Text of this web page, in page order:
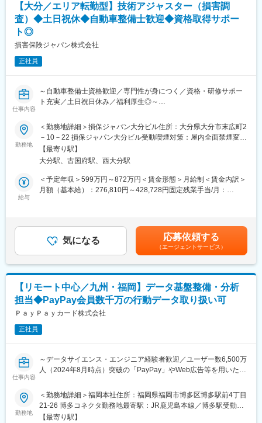
会社としての研修だけでなく、先輩社員から勉強会やアドバイス
をいただきながら、切磋琢磨できる環境です。
ー職や管理職への昇進の道が開けています。また、専門的な知識
を深めるための研修制度や資格取得支援制度も充実しており、自
■魅力：
・SOMPOグループの安定基盤があり、腰を据えて長期的に働ける
・誰しもが慣れない交通事故の状況下で、事故を解決に導き、保
険金という形でお客様に貢献できるお仕事です。
・事故解決のプロフェッショナルとして活躍できるよう、入社か
らその後も、さまざまな力を身につけ、磨き、高め続けられる環
境が整っています。
・年間休日120日（土日祝）／所定労働時間09:00～17:00とワー
クライフバランスの取りやすい環境です。
sp/adjuster/img/adjuster.pdf
【大分／エリア転勤型】技術アジャスター（損害調
査）◆土日祝休◆自動車整備士歓迎◆資格取得サポー
ト◎
損害保険ジャパン株式会社
正社員
仕事内容
～自動車整備士資格歓迎／専門性が身につく／資格・研修サポー
ト充実／土日祝日休み／福利厚生◎～
入社後は技術アジャスター資格取得後、保険金サービス部門で、
自動車の損害調査・示談交渉をお任せします。
■職務詳細：
１．自動車損害調査
整備工場と修理範囲や修理計画・金額に関する折衝を行います。
また、事故の事案担当者へ自動車調査結果に関する情報提供を行
い、スムーズな解決に向けて支援を行います。
解決していきます。
■育成体制：
技術アジャスター資格取得に向けて、自動車工学や関係法令、自
見習技術アジャスター資格を取得後は徐々に実務をキャッチアッ
プいただきながら、初級、３級、２級と上位の資格取得を目指
し、アジャスターとしてのスキルを高められます。
会社としての研修だけでなく、先輩社員から勉強会やアドバイス
をいただきながら、切磋琢磨できる環境です。
■キャリアパス：
技術アジャスターとしての経験を積むことで、将来的にはリーダ
ー職や管理職への昇進の道が開けています。また、専門的な知識
を深めるための研修制度や資格取得支援制度も充実しており、自
己成長を図ることができます。キャリアアップを目指す方にとっ
■魅力：
・SOMPOグループの安定基盤があり、腰を据えて長期的に働ける
環境です。
勤務地
＜勤務地詳細＞損保ジャパン大分ビル住所：大分県大分市末広町2
－10－22 損保ジャパン大分ビル受動喫煙対策：屋内全面禁煙変更
の範囲：会社の定める事業所（リモートワーク含む）
【最寄り駅】
大分駅、古国府駅、西大分駅
給与
＜予定年収＞599万円～872万円＜賃金形態＞月給制＜賃金内訳＞
月額（基本給）：276,810円～428,728円固定残業手当/月：
賞与：年2回（会社業績、評価による）■昇給：あり※賃金はあく
までも目安の金額であり、選考を通じて上下する可能性がありま
す。※各種手当てを規程に従い支給※技術アジャスター資格保有者
は優遇します。※超過した時間外労働の残業時間代は追加支給賃金
はあくまでも目安の金額であり、選考を通じて上下する可能性が
あります。月給(月額)は固定手当を含めた表記です。
気になる 応募依頼する
（エージェントサービス）
【リモート中心／九州・福岡】データ基盤整備・分析
担当◆PayPay会員数千万の行動データ取り扱い可
ＰａｙＰａｙカード株式会社
正社員
仕事内容
～データサイエンス・エンジニア経験者歓迎／ユーザー数6,500万
人（2024年8月時点）突破の「PayPay」やWeb広告等を用いた分
当社では、PayPayミニアプリ上のクレジットというQR決済・
PayPayカードの会員獲得、利用促進の2つの領域でのプロモーシ
ョン展開を含むマーケティング活動を全般的に実施しています。
勤務地
＜勤務地詳細＞福岡本社住所：福岡県福岡市博多区博多駅前4丁目
21-26 博多コネクタ勤務地最寄駅：JR鹿児島本線／博多駅受動喫
煙対策：屋内喫煙可能場所あり変更の範囲：会社の定める事業所
【最寄り駅】